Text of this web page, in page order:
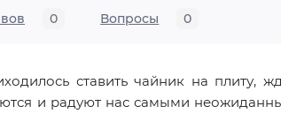
0 Вопросы 0
ставить чайник на плиту,
и радуют нас самыми